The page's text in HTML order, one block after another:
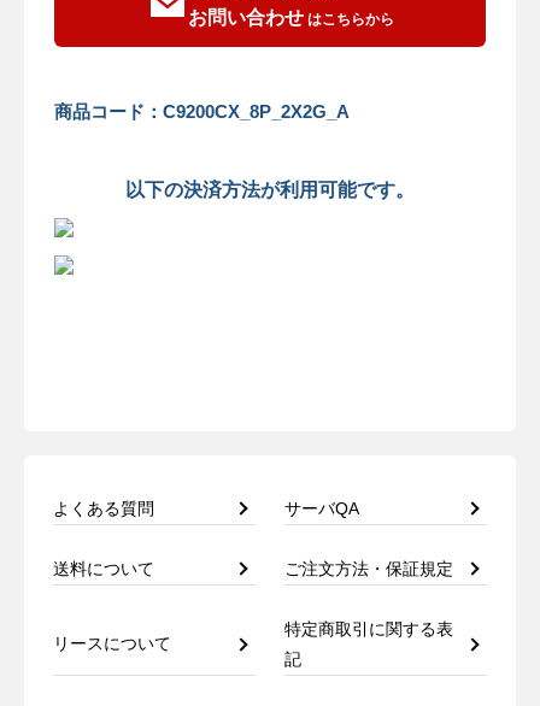
お問い合わせはこちらから
商品コード：C9200CX_8P_2X2G_A
以下の決済方法が利用可能です。
よくある質問 サーバQA
送料について ご注文方法・保証規定
リースについて
特定商取引に関する表
記